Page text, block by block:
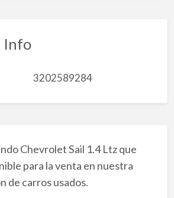
Info
3202589284
Chevrolet Sail 1.4 Ltz que
para la venta en nuestra
de carros usados.